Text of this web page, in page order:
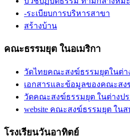
-ระเบียบการบริหารสาขา
สร้างบ้าน
คณะธรรมยุต ในอเมริกา
วัดไทยคณะสงฆ์ธรรมยุตในต่า
เอกสารและข้อมูลของคณะสง
วัดคณะสงฆ์ธรรมยุต ในต่างปร
website คณะสงฆ์ธรรมยุต ในส
โรงเรียนวันอาทิตย์